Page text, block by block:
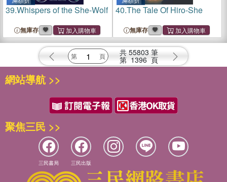
39.Whispers of the She-Wolf
無庫存
40.The Tale Of Hiro-She
無庫存
共 55803 筆
第 1396 頁
網站導航 >>
聚焦三民 >>
三民書局 三民出版